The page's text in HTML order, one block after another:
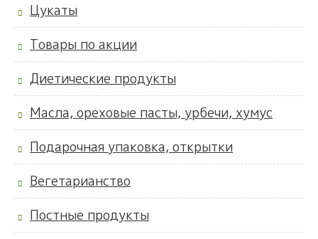
Цукаты
Товары по акции
Диетические продукты
Масла, ореховые пасты, урбечи, хумус
Подарочная упаковка, открытки
Вегетарианство
Постные продукты